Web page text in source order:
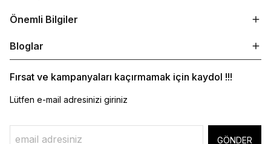
Önemli Bilgiler
Bloglar
Fırsat ve kampanyaları kaçırmamak için kaydol !!!
Lütfen e-mail adresinizi giriniz
GÖNDER